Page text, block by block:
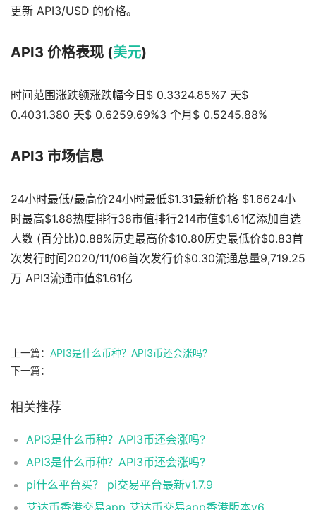
更新 API3/USD 的价格。
API3 价格表现 (美元)
时间范围涨跌额涨跌幅今日$ 0.3324.85%7 天$
0.4031.380 天$ 0.6259.69%3 个月$ 0.5245.88%
API3 市场信息
24小时最低/最高价24小时最低$1.31最新价格 $1.6624小
时最高$1.88热度排行38市值排行214市值$1.61亿添加自选
人数 (百分比)0.88%历史最高价$10.80历史最低价$0.83首
次发行时间2020/11/06首次发行价$0.30流通总量9,719.25
万 API3流通市值$1.61亿
上一篇： API3是什么币种？API3币还会涨吗?
下一篇：
相关推荐
API3是什么币种？API3币还会涨吗?
API3是什么币种？API3币还会涨吗?
pi什么平台买？ pi交易平台最新v1.7.9